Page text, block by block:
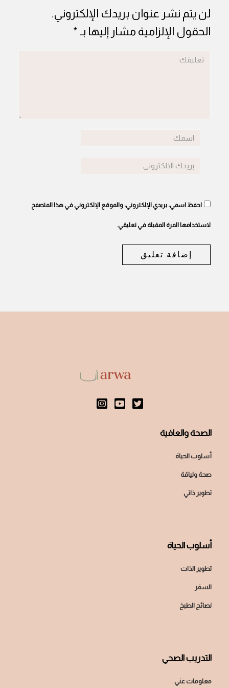
لن يتم نشر عنوان بريدك الإلكتروني.
الحقول الإلزامية مشار إليها بـ *
احفظ اسمي، بريدي الإلكتروني، والموقع الإلكتروني في هذا المتصفح
لاستخدامها المرة المقبلة في تعليقي.
الصحة والعافية
أسلوب الحياة
صحة ولياقة
تطوير ذاتي
أسلوب الحياة
تطوير الذات
السفر
نصائح الطبخ
التدريب الصحي
معلومات عني